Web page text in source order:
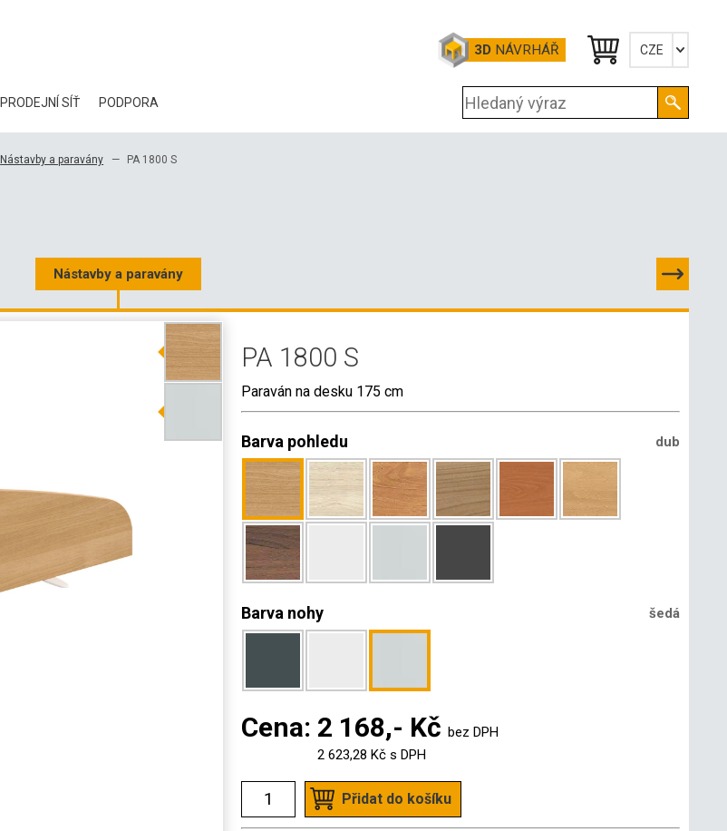
3D NÁVRHÁŘ CZE
English
PRODEJNÍ SÍŤ PODPORA
BLOG
KE STAŽENÍ
3D DATA
VELKOOBCHODNÍ KONTAKTY
Nástavby a paravány PA 1800 S
Nástavby a paravány
PA 1800 S
Paraván na desku 175 cm
Barva pohledu dub
Barva nohy šedá
Cena: 2 168,- Kč bez DPH
2 623,28 Kč s DPH
Přidat do košíku